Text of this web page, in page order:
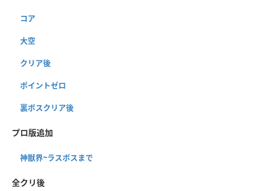
コア
大空
クリア後
ポイントゼロ
裏ボスクリア後
プロ版追加
神獣界~ラスボスまで
全クリ後